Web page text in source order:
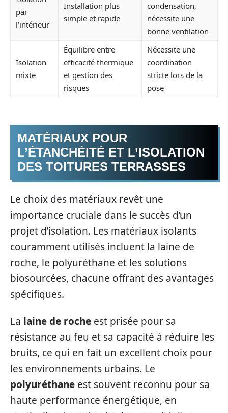
par
l’intérieur
Installation plus
simple et rapide
condensation,
nécessite une
bonne ventilation
Isolation
mixte
Équilibre entre
efficacité thermique
et gestion des
risques
Nécessite une
coordination
stricte lors de la
pose
MATÉRIAUX POUR
L’ÉTANCHÉITÉ ET L’ISOLATION
DES TOITURES TERRASSES
Le choix des matériaux revêt une
importance cruciale dans le succès d’un
projet d’isolation. Les matériaux isolants
couramment utilisés incluent la laine de
roche, le polyuréthane et les solutions
biosourcées, chacune offrant des avantages
spécifiques.
La laine de roche est prisée pour sa
résistance au feu et sa capacité à réduire les
bruits, ce qui en fait un excellent choix pour
les environnements urbains. Le
polyuréthane est souvent reconnu pour sa
haute performance énergétique, en